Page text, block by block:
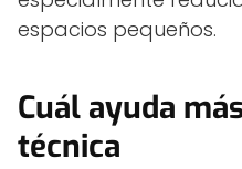
espacios pequeños.
Cuál ayuda
técnica